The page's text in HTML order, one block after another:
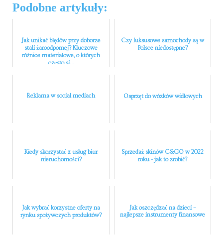
Podobne artykuły:
Jak unikać błędów przy doborze
stali żaroodpornej? Kluczowe
różnice materiałowe, o których
często si...
Czy luksusowe samochody są w
Polsce niedostępne?
Reklama w social mediach Osprzęt do wózków widłowych
Kiedy skorzystać z usług biur
nieruchomości?
Sprzedaż skinów CS:GO w 2022
roku - jak to zrobić?
Jak wybrać korzystne oferty na
rynku spożywczych produktów?
Jak oszczędzać na dzieci –
najlepsze instrumenty finansowe